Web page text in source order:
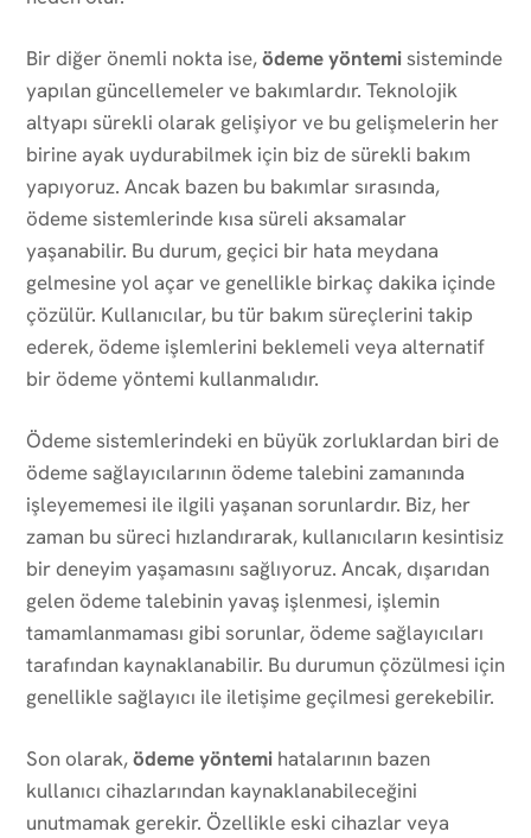
Bir diğer önemli nokta ise,ödeme yöntemisisteminde
yapılan güncellemeler ve bakımlardır. Teknolojik
altyapı sürekli olarak gelişiyor ve bu gelişmelerin her
birine ayak uydurabilmek için biz de sürekli bakım
yapıyoruz. Ancak bazen bu bakımlar sırasında,
ödeme sistemlerinde kısa süreli aksamalar
yaşanabilir. Bu durum, geçici bir hata meydana
gelmesine yol açar ve genellikle birkaç dakika içinde
çözülür. Kullanıcılar, bu tür bakım süreçlerini takip
ederek, ödeme işlemlerini beklemeli veya alternatif
bir ödeme yöntemi kullanmalıdır.
Ödeme sistemlerindeki en büyük zorluklardan biri de
ödeme sağlayıcılarının ödeme talebini zamanında
işleyememesi ile ilgili yaşanan sorunlardır. Biz, her
zaman bu süreci hızlandırarak, kullanıcıların kesintisiz
bir deneyim yaşamasını sağlıyoruz. Ancak, dışarıdan
gelen ödeme talebinin yavaş işlenmesi, işlemin
tamamlanmaması gibi sorunlar, ödeme sağlayıcıları
tarafından kaynaklanabilir. Bu durumun çözülmesi için
genellikle sağlayıcı ile iletişime geçilmesi gerekebilir.
Son olarak,ödeme yöntemi hatalarının bazen
kullanıcı cihazlarından kaynaklanabileceğini
unutmamak gerekir. Özellikle eski cihazlar veya